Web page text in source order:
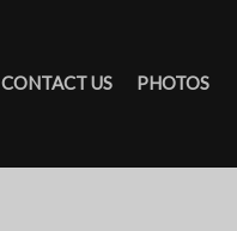
CONTACT US PHOTOS